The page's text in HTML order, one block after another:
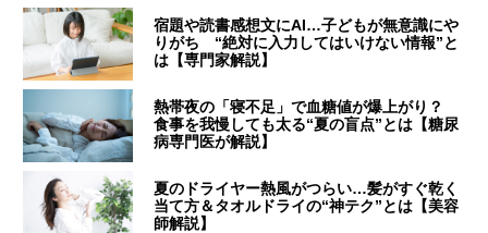
宿題や読書感想文にAI…子どもが無意識にや
りがち “絶対に入力してはいけない情報”と
は【専門家解説】
熱帯夜の「寝不足」で血糖値が爆上がり？
食事を我慢しても太る“夏の盲点”とは【糖尿
病専門医が解説】
夏のドライヤー熱風がつらい…髪がすぐ乾く
当て方＆タオルドライの“神テク”とは【美容
師解説】